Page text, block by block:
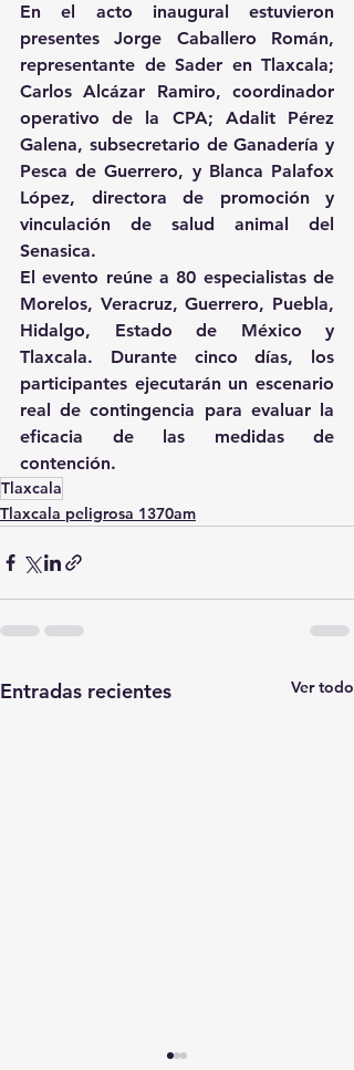
En el acto inaugural estuvieron
presentes Jorge Caballero Román,
representante de Sader en Tlaxcala;
Carlos Alcázar Ramiro, coordinador
operativo de la CPA; Adalit Pérez
Galena, subsecretario de Ganadería y
Pesca de Guerrero, y Blanca Palafox
López, directora de promoción y
vinculación de salud animal del
Senasica.
El evento reúne a 80 especialistas de
Morelos, Veracruz, Guerrero, Puebla,
Hidalgo, Estado de México y
Tlaxcala. Durante cinco días, los
participantes ejecutarán un escenario
real de contingencia para evaluar la
eficacia de las medidas de
contención.
Tlaxcala
Tlaxcala peligrosa 1370am
Entradas recientes Ver todo